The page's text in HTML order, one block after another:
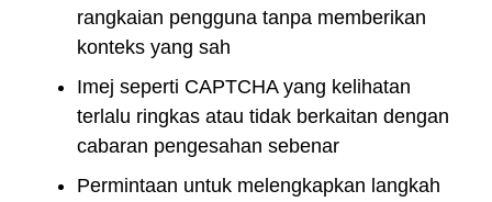
rangkaian pengguna tanpa memberikan
konteks yang sah
Imej seperti CAPTCHA yang kelihatan
terlalu ringkas atau tidak berkaitan dengan
cabaran pengesahan sebenar
Permintaan untuk melengkapkan langkah